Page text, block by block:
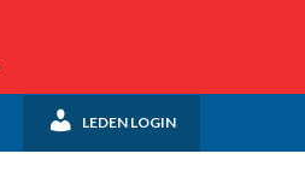
LEDEN LOGIN